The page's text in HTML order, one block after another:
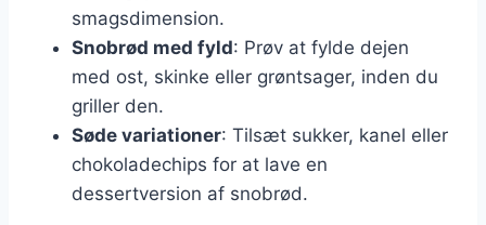
smagsdimension.
Snobrød med fyld: Prøv at fylde dejen
med ost, skinke eller grøntsager, inden du
griller den.
Søde variationer: Tilsæt sukker, kanel eller
chokoladechips for at lave en
dessertversion af snobrød.